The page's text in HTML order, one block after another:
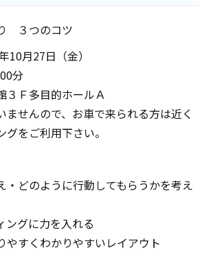
３つのコツ
10月27日（金）
分
３Ｆ多目的ホールＡ
せんので、お車で来られる方は近く
をご利用下さい。
どのように行動してもらうかを考え
グに力を入れる
すくわかりやすいレイアウト